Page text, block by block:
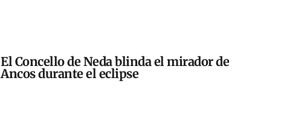
El Concello de Neda blinda el mirador de
Ancos durante el eclipse